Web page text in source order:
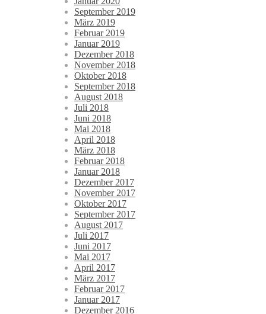
September 2019
März 2019
Februar 2019
Januar 2019
Dezember 2018
November 2018
Oktober 2018
September 2018
August 2018
Juli 2018
Juni 2018
Mai 2018
April 2018
März 2018
Februar 2018
Januar 2018
Dezember 2017
November 2017
Oktober 2017
September 2017
August 2017
Juli 2017
Juni 2017
Mai 2017
April 2017
März 2017
Februar 2017
Januar 2017
Dezember 2016